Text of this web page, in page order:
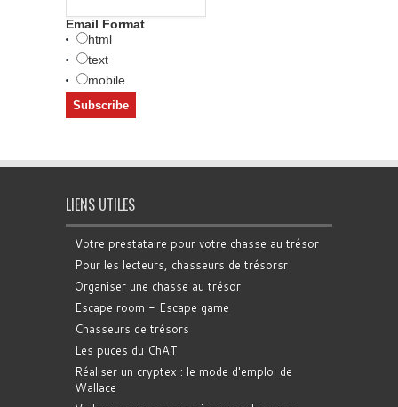
Email Format
html
text
mobile
LIENS UTILES
Votre prestataire pour votre chasse au trésor
Pour les lecteurs, chasseurs de trésorsr
Organiser une chasse au trésor
Escape room - Escape game
Chasseurs de trésors
Les puces du ChAT
Réaliser un cryptex : le mode d'emploi de
Wallace